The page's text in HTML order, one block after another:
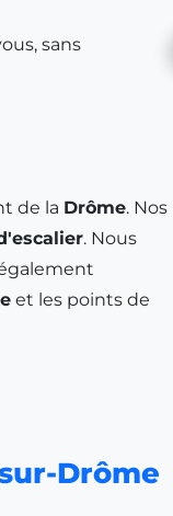
sans
de la Drôme. Nos
. Nous
et les points de
Drôme